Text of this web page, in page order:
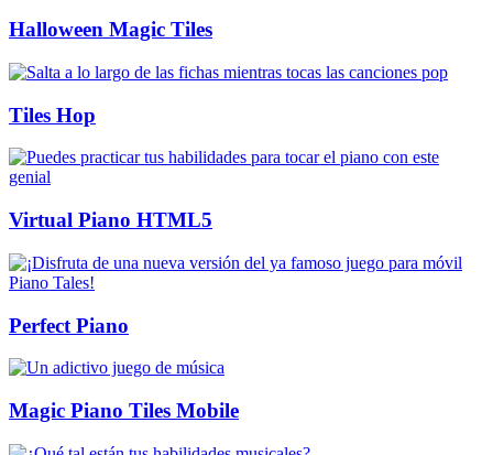
Halloween Magic Tiles
Tiles Hop
Virtual Piano HTML5
Perfect Piano
Magic Piano Tiles Mobile